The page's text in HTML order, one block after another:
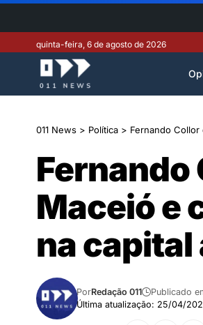
quinta-feira, 6 de agosto de 2026
011 News > Política > Fernando Collor
Fernando
Maceió e
na capital
Última atualização: 25/04/
PorRedação 011 Publicado